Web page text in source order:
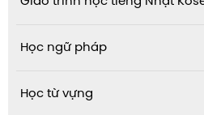
Học ngữ pháp
Học từ vựng